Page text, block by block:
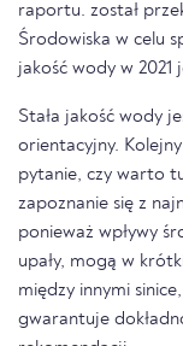
raportu. został
Środowiska w celu
jakość wody w 2021
Stała jakość wody
orientacyjny.
pytanie, czy warto
zapoznanie się z
ponieważ wpływy
upały, mogą w
między innymi
gwarantuje